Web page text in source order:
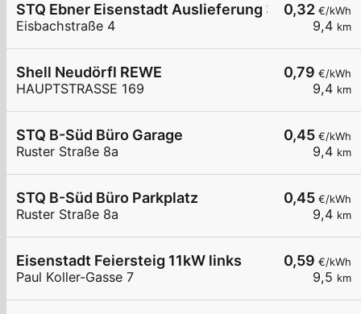
0,32 €/kWh
9,4 km
STQ Ebner Eisenstadt Auslieferung 3
Eisbachstraße 4
0,79 €/kWh
9,4 km
Shell Neudörfl REWE
HAUPTSTRASSE 169
0,45 €/kWh
9,4 km
STQ B-Süd Büro Garage
Ruster Straße 8a
0,45 €/kWh
9,4 km
STQ B-Süd Büro Parkplatz
Ruster Straße 8a
0,59 €/kWh
9,5 km
Eisenstadt Feiersteig 11kW links
Paul Koller-Gasse 7